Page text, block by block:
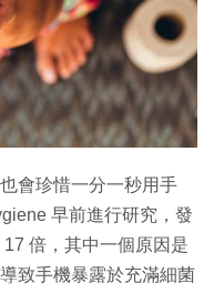
會珍惜一分一秒用手
早前進行研究，發
倍，其中一個原因是
致手機暴露於充滿細菌